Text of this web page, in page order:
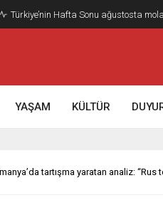
Gazze’nin geleceği: Teknokratik
YAŞAM KÜLTÜR
tartışma yaratan analiz: “Rus